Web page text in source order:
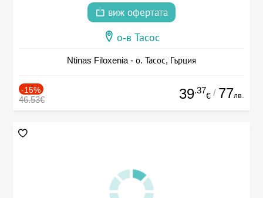
виж офертата
о-в Тасос
Ntinas Filoxenia - о. Тасос, Гърция
-15%
46.53€ 39.37
€ / 77лв.